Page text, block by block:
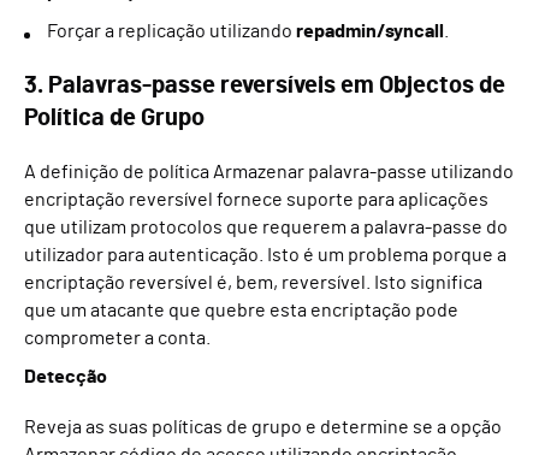
Forçar a replicação utilizando repadmin/syncall
3. Palavras-passe reversíveis em Objectos de
Política de Grupo
A definição de política Armazenar palavra-passe utilizando
encriptação reversível fornece suporte para aplicações
que utilizam protocolos que requerem a palavra-passe do
utilizador para autenticação. Isto é um problema porque a
encriptação reversível é, bem, reversível. Isto significa
que um atacante que quebre esta encriptação pode
comprometer a conta.
Detecção
Reveja as suas políticas de grupo e determine se a opção